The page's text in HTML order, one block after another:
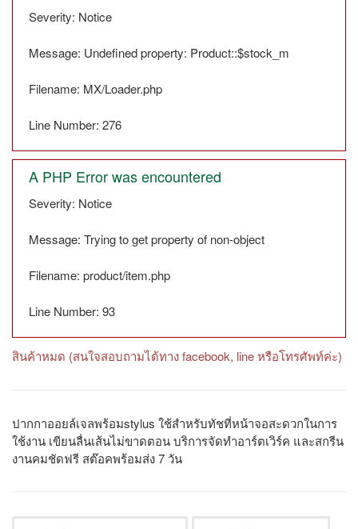
Severity: Notice
Message: Undefined property: Product::$stock_m
Filename: MX/Loader.php
Line Number: 276
A PHP Error was encountered
Severity: Notice
Message: Trying to get property of non-object
Filename: product/item.php
Line Number: 93
สินค้าหมด (สนใจสอบถามได้ทาง facebook, line หรือโทรศัพท์ค่ะ)
ปากกาออยล์เจลพร้อมstylus ใช้สำหรับทัชที่หน้าจอสะดวกในการ
ใช้งาน เขียนลื่นเส้นไม่ขาดตอน บริการจัดทำอาร์ตเวิร์ค และสกรีน
งานคมชัดฟรี สต๊อคพร้อมส่ง 7 วัน